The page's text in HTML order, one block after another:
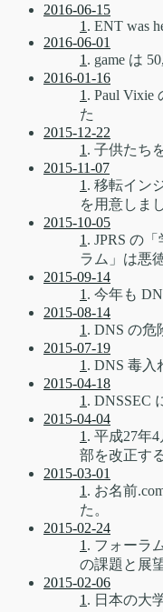
2016-06-15
1 . ENT was
2016-06-01
1 . game は
2016-01-16
1 . Paul Vixie
た
2015-12-22
1 . 子供たち
2015-11-07
1 . 移転イン
を用意しま
2015-10-05
1 . JPRS の
ラム」は悪
2015-09-14
1 . 今年も
2015-08-14
1 . DNS の危
2015-07-19
1 . DNS 毒入
2015-04-18
1 . DNSSEC
2015-04-04
1 . 平成27年
部を改正す
2015-03-01
1 . お名前
た。
2015-02-24
1 . フォーラ
の課題と展望
2015-02-06
1 . 日本の大